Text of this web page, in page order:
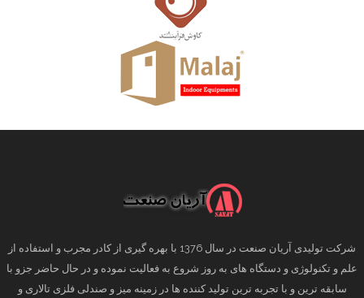
شرکت تولیدی آریان صنعت در سال 1376 با بهره گیری از کادر مجرب و استفاده از
علم و تکنولوژی و دستگاه های به روز شروع به فعالیت نموده و در حال حاضر جزو با
سابقه ترین و با تجربه ترین تولید کننده ها در زمینه میز و صندلی فلزی تالاری و